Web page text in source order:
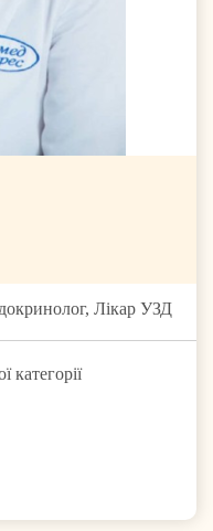
Лікар УЗД
категорії